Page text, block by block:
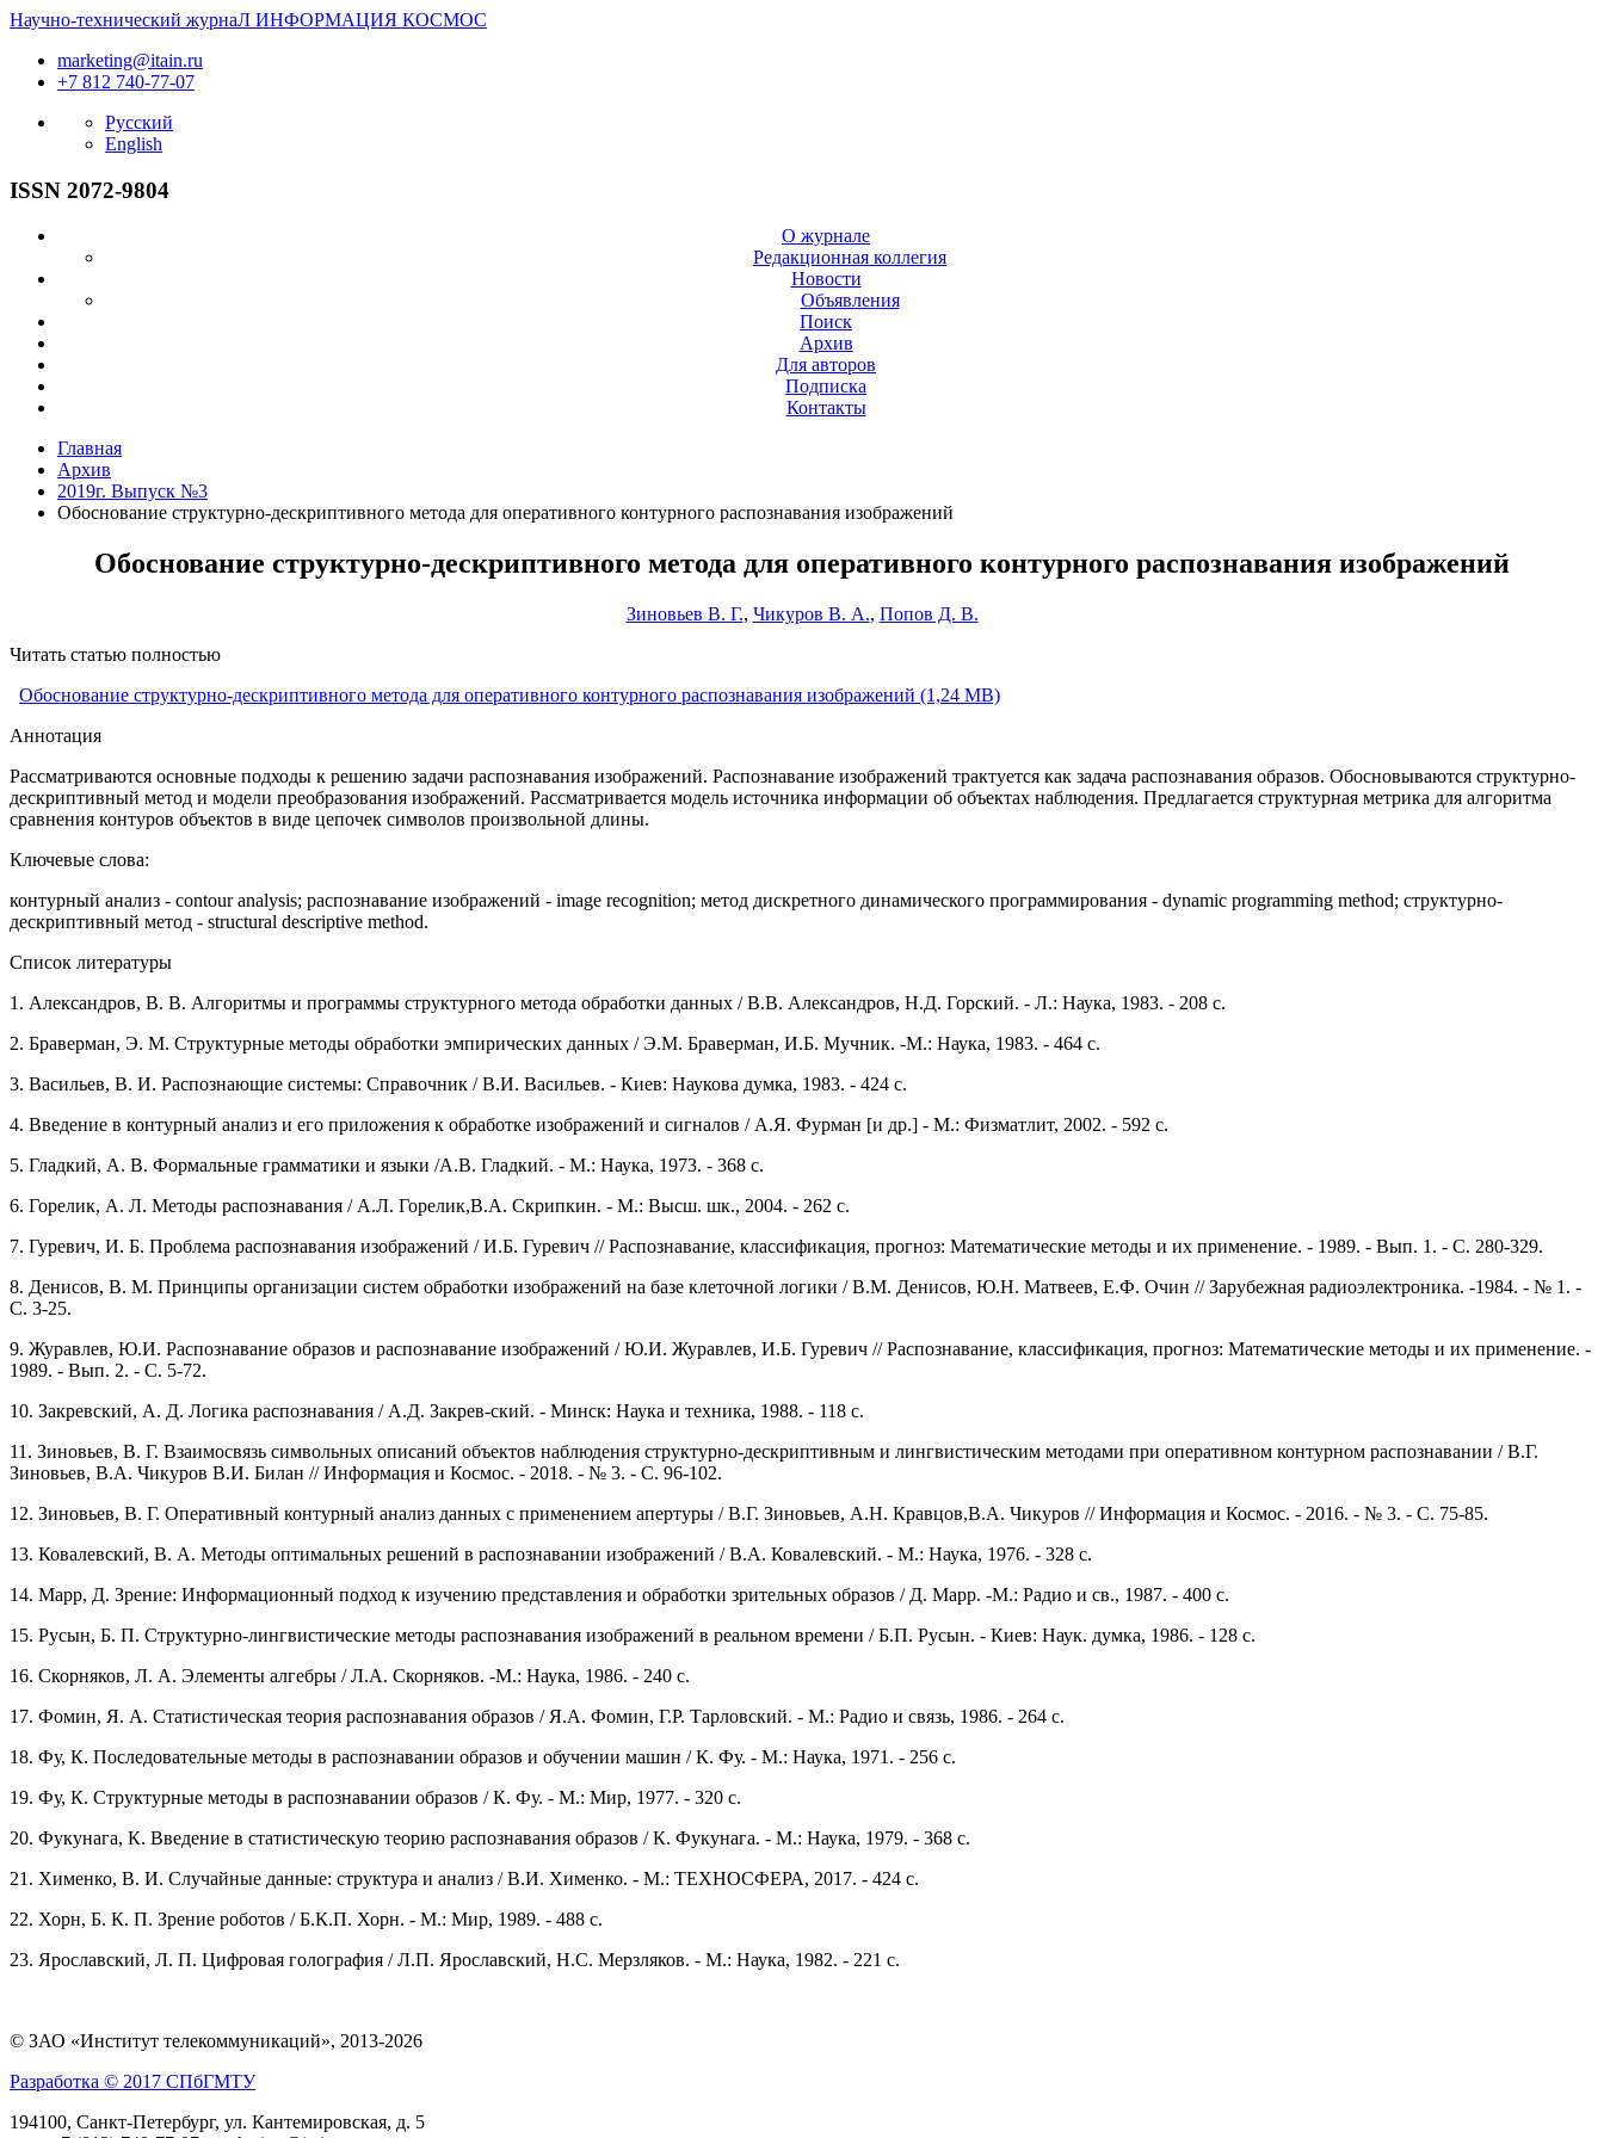
Научно-технический журнаЛ ИНФОРМАЦИЯ КОСМОС
marketing@itain.ru
+7 812 740-77-07
Русский
English
ISSN 2072-9804
О журнале
Редакционная коллегия
Новости
Объявления
Поиск
Архив
Для авторов
Подписка
Контакты
Главная
Архив
2019г. Выпуск №3
Обоснование структурно-дескриптивного метода для оперативного контурного распознавания изображений
Обоснование структурно-дескриптивного метода для оперативного контурного распознавания изображений
Зиновьев В. Г., Чикуров В. А., Попов Д. В.
Читать статью полностью
Обоснование структурно-дескриптивного метода для оперативного контурного распознавания изображений (1,24 MB)
Аннотация
Рассматриваются основные подходы к решению задачи распознавания изображений. Распознавание изображений трактуется как задача распознавания образов. Обосновываются структурно-
дескриптивный метод и модели преобразования изображений. Рассматривается модель источника информации об объектах наблюдения. Предлагается структурная метрика для алгоритма
сравнения контуров объектов в виде цепочек символов произвольной длины.
Ключевые слова:
контурный анализ - contour analysis; распознавание изображений - image recognition; метод дискретного динамического программирования - dynamic programming method; структурно-
дескриптивный метод - structural descriptive method.
Список литературы
1. Александров, В. В. Алгоритмы и программы структурного метода обработки данных / В.В. Александров, Н.Д. Горский. - Л.: Наука, 1983. - 208 с.
2. Браверман, Э. М. Структурные методы обработки эмпирических данных / Э.М. Браверман, И.Б. Мучник. -М.: Наука, 1983. - 464 с.
3. Васильев, В. И. Распознающие системы: Справочник / В.И. Васильев. - Киев: Наукова думка, 1983. - 424 с.
4. Введение в контурный анализ и его приложения к обработке изображений и сигналов / А.Я. Фурман [и др.] - М.: Физматлит, 2002. - 592 с.
5. Гладкий, А. В. Формальные грамматики и языки /A.В. Гладкий. - М.: Наука, 1973. - 368 с.
6. Горелик, А. Л. Методы распознавания / А.Л. Горелик,B.А. Скрипкин. - М.: Высш. шк., 2004. - 262 с.
7. Гуревич, И. Б. Проблема распознавания изображений / И.Б. Гуревич // Распознавание, классификация, прогноз: Математические методы и их применение. - 1989. - Вып. 1. - С. 280-329.
8. Денисов, В. М. Принципы организации систем обработки изображений на базе клеточной логики / В.М. Денисов, Ю.Н. Матвеев, Е.Ф. Очин // Зарубежная радиоэлектроника. -1984. - № 1. -
С. 3-25.
9. Журавлев, Ю.И. Распознавание образов и распознавание изображений / Ю.И. Журавлев, И.Б. Гуревич // Распознавание, классификация, прогноз: Математические методы и их применение. -
1989. - Вып. 2. - С. 5-72.
10. Закревский, А. Д. Логика распознавания / А.Д. Закрев-ский. - Минск: Наука и техника, 1988. - 118 с.
11. Зиновьев, В. Г. Взаимосвязь символьных описаний объектов наблюдения структурно-дескриптивным и лингвистическим методами при оперативном контурном распознавании / В.Г.
Зиновьев, В.А. Чикуров В.И. Билан // Информация и Космос. - 2018. - № 3. - С. 96-102.
12. Зиновьев, В. Г. Оперативный контурный анализ данных с применением апертуры / В.Г. Зиновьев, А.Н. Кравцов,B.А. Чикуров // Информация и Космос. - 2016. - № 3. - C. 75-85.
13. Ковалевский, В. А. Методы оптимальных решений в распознавании изображений / В.А. Ковалевский. - М.: Наука, 1976. - 328 с.
14. Марр, Д. Зрение: Информационный подход к изучению представления и обработки зрительных образов / Д. Марр. -М.: Радио и св., 1987. - 400 с.
15. Русын, Б. П. Структурно-лингвистические методы распознавания изображений в реальном времени / Б.П. Русын. - Киев: Наук. думка, 1986. - 128 с.
16. Скорняков, Л. А. Элементы алгебры / Л.А. Скорняков. -М.: Наука, 1986. - 240 с.
17. Фомин, Я. А. Статистическая теория распознавания образов / Я.А. Фомин, Г.Р. Тарловский. - М.: Радио и связь, 1986. - 264 с.
18. Фу, К. Последовательные методы в распознавании образов и обучении машин / К. Фу. - М.: Наука, 1971. - 256 с.
19. Фу, К. Структурные методы в распознавании образов / К. Фу. - М.: Мир, 1977. - 320 с.
20. Фукунага, К. Введение в статистическую теорию распознавания образов / К. Фукунага. - М.: Наука, 1979. - 368 с.
21. Хименко, В. И. Случайные данные: структура и анализ / В.И. Хименко. - М.: ТЕХНОСФЕРА, 2017. - 424 с.
22. Хорн, Б. К. П. Зрение роботов / Б.К.П. Хорн. - М.: Мир, 1989. - 488 с.
23. Ярославский, Л. П. Цифровая голография / Л.П. Ярославский, Н.С. Мерзляков. - М.: Наука, 1982. - 221 с.
© ЗАО «Институт телекоммуникаций», 2013-2026
Разработка © 2017 СПбГМТУ
194100, Санкт-Петербург, ул. Кантемировская, д. 5